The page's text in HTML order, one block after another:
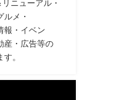
ニューアル・
ルメ・
報・イベン
産・広告等の
。